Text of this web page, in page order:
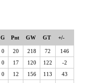
G Pnt GW GT +/-
0 20 218 72
146
0 17 120 122
-2
0 12 156 113
43